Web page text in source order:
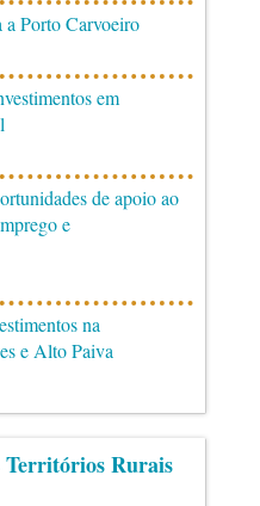
a Porto Carvoeiro
em
de apoio ao
e
na
e Alto Paiva
Territórios Rurais